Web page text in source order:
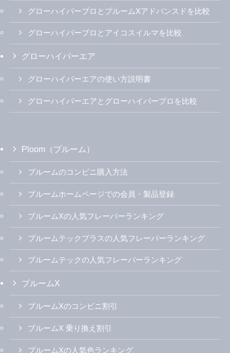
加熱式たばこ全般
5000人に聞いた！人気加熱式たばこランキング
加熱式たばこ151銘柄の価格一覧
加熱式たばこの捨て方
アイコスのコンビニ在庫価格
アイコスの最新割引キャンペーン
アイコスの無料配布情報
アイコスの最安値価格での購入方法
アイコスの14日間無料レンタルプログラム
アイコスホームページでの会員・製品登録
アイコス公式カスタマーセンター電話番号
テリア人気フレーバーランキング
センティア人気フレーバーランキング
アイコス全フレーバーの選び方